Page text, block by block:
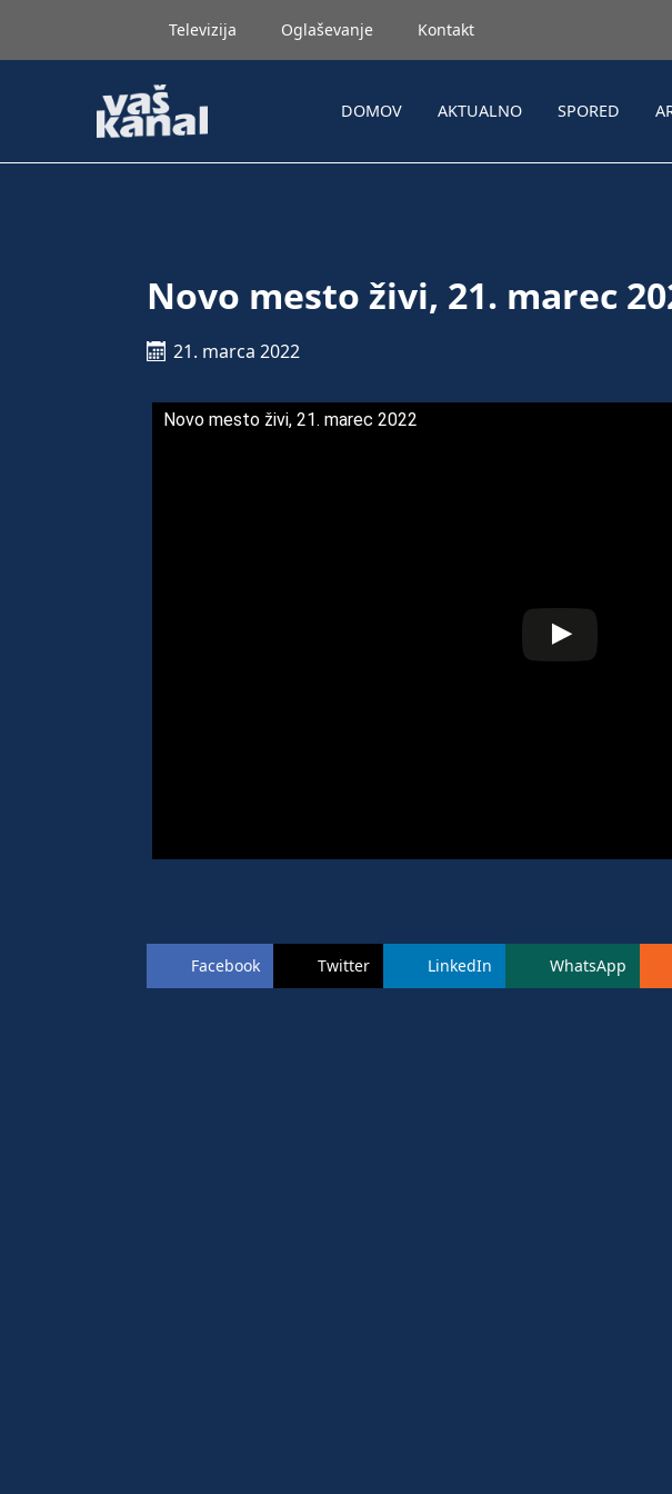
Televizija Oglaševanje Kontakt
DOMOV AKTUALNO SPORED
Novo mesto živi, 21. marec
21. marca 2022
Novo mesto živi, 21. marec 2022
Facebook Twitter LinkedIn WhatsApp